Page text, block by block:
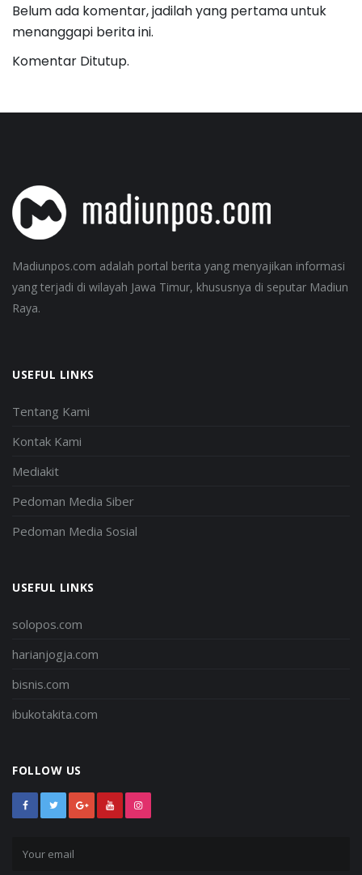
Belum ada komentar, jadilah yang pertama untuk
menanggapi berita ini.
Komentar Ditutup.
Madiunpos.com adalah portal berita yang menyajikan informasi
yang terjadi di wilayah Jawa Timur, khususnya di seputar Madiun
Raya.
USEFUL LINKS
Tentang Kami
Kontak Kami
Mediakit
Pedoman Media Siber
Pedoman Media Sosial
USEFUL LINKS
solopos.com
harianjogja.com
bisnis.com
ibukotakita.com
FOLLOW US